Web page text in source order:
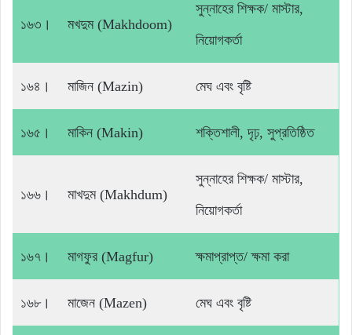
১৬৩। মখদুম (Makhdoom)
সুন্নাহের শিক্ষক/ মাস্টার,
নিয়োগকর্তা
১৬৪। মাজিন (Mazin) মেঘ এবং বৃষ্টি
১৬৫। মাকিন (Makin) শক্তিশালী, দৃঢ়, সুপ্রতিষ্ঠিত
১৬৬। মাখদুম (Makhdum)
সুন্নাহের শিক্ষক/ মাস্টার,
নিয়োগকর্তা
১৬৭। মাগফুর (Magfur) ক্ষমাপ্রাপ্ত/ ক্ষমা করা
১৬৮। মাজেন (Mazen) মেঘ এবং বৃষ্টি